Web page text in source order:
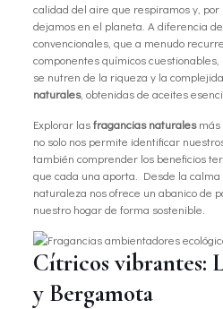
calidad del aire que respiramos y,
dejamos en el planeta. A diferencia
convencionales, que a menudo
componentes químicos cuestionables,
se nutren de la riqueza y la
naturales, obtenidas de aceites
Explorar lasfragancias naturalesmás
no solo nos permite identificar
también comprender los beneficios
que cada una aporta. Desde la
naturaleza nos ofrece un abanico de
nuestro hogar de forma sostenible.
Cítricos vibrantes:
y Bergamota